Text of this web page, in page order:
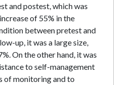
and postest, which was
of 55% in the
between pretest and
up, it was a large size,
On the other hand, it was
to self-management
of monitoring and to